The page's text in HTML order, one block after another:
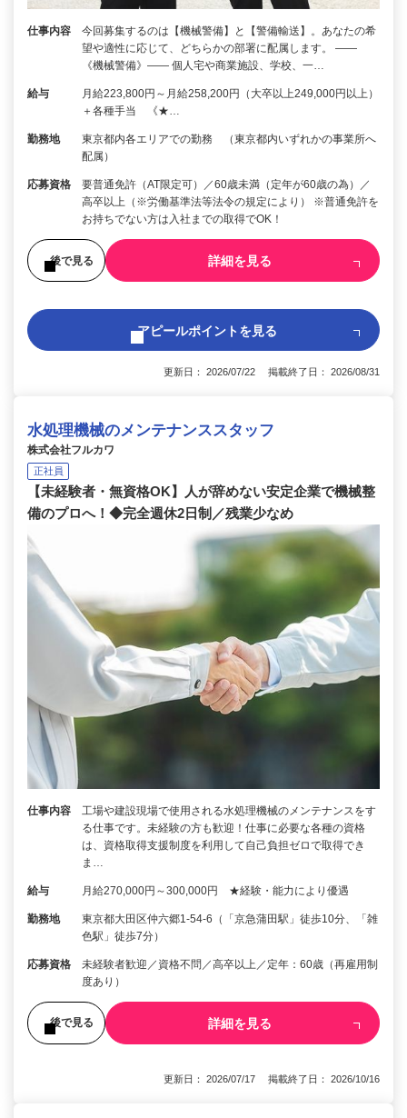
仕事内容
今回募集するのは【機械警備】と【警備輸送】。あなたの希
望や適性に応じて、どちらかの部署に配属します。 ――
《機械警備》―― 個人宅や商業施設、学校、一…
給与
月給223,800円～月給258,200円（大卒以上249,000円以上）
＋各種手当 《★…
勤務地
東京都内各エリアでの勤務 （東京都内いずれかの事業所へ
配属）
応募資格
要普通免許（AT限定可）／60歳未満（定年が60歳の為）／
高卒以上（※労働基準法等法令の規定により） ※普通免許を
お持ちでない方は入社までの取得でOK！
後で見る 詳細を見る
アピールポイントを見る
更新日： 2026/07/22 掲載終了日： 2026/08/31
水処理機械のメンテナンススタッフ
株式会社フルカワ
正社員
【未経験者・無資格OK】人が辞めない安定企業で機械整
備のプロへ！◆完全週休2日制／残業少なめ
仕事内容
工場や建設現場で使用される水処理機械のメンテナンスをす
る仕事です。未経験の方も歓迎！仕事に必要な各種の資格
は、資格取得支援制度を利用して自己負担ゼロで取得でき
ま…
給与 月給270,000円～300,000円 ★経験・能力により優遇
勤務地
東京都大田区仲六郷1-54-6（「京急蒲田駅」徒歩10分、「雑
色駅」徒歩7分）
応募資格
未経験者歓迎／資格不問／高卒以上／定年：60歳（再雇用制
度あり）
後で見る 詳細を見る
更新日： 2026/07/17 掲載終了日： 2026/10/16